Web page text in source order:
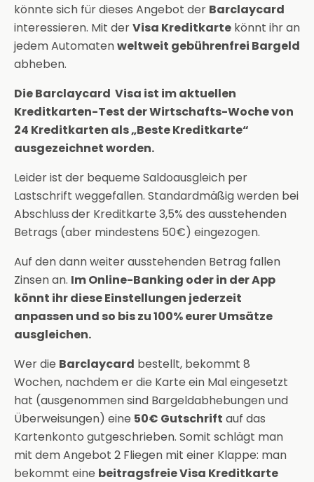
könnte sich für dieses Angebot der Barclaycard
interessieren. Mit derVisa Kreditkarte könnt ihr an
jedem Automatenweltweit gebührenfrei Bargeld
abheben.
Die Barclaycard Visa ist im aktuellen
Kreditkarten-Test der Wirtschafts-Woche von
24 Kreditkarten als „Beste Kreditkarte“
ausgezeichnet worden.
Leider ist der bequeme Saldoausgleich per
Lastschrift weggefallen. Standardmäßig werden bei
Abschlussder Kreditkarte 3,5% des ausstehenden
Betrags (aber mindestens 50€) eingezogen.
Auf den dann weiter ausstehenden Betrag fallen
Zinsen an. Im Online-Banking oder in der App
könnt ihr diese Einstellungen jederzeit
anpassen und so bis zu 100% eurer Umsätze
ausgleichen.
Wer die Barclaycard bestellt, bekommt 8
Wochen, nachdem er die Karte ein Mal eingesetzt
hat (ausgenommen sind Bargeldabhebungen und
Überweisungen) eine 50€ Gutschrift auf das
Kartenkonto gutgeschrieben. Somit schlägt man
mit dem Angebot 2 Fliegen mit einer Klappe: man
bekommt eine beitragsfreie Visa Kreditkarte